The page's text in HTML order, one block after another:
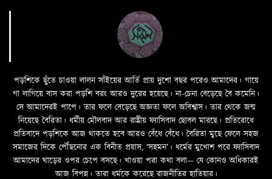
পড়শিকে ছুঁতে চাওয়া লালন সাঁইয়ের আর্তি প্রায় দুশো বছর পরেও আমাদের। গায়ে
গা লাগিয়ে বাস করা পড়শি বরং আরও দুরের হয়েছে। না-চেনা বেড়েছে বৈ কমেনি।
সে আমাদেরই পাপে। তার ফলে বেড়েছে অজ্ঞতা ফলে অবিশ্বাস। তার থেকে জন্ম
নিয়েছে বৈরিতা। ধর্মীয় মৌলবাদ আর রাষ্ট্রীয় ফ্যাসিবাদ ছোবল মারছে। প্রতিরোধে
প্রতিবাদে পড়শিকে আজ থাকতে হবে আরও বেঁধে বেঁধে। বৈরিতা মুছে ফেলে সহজ
সমাজের দিকে পৌঁছনোর এক বিনীত প্রয়াস, ‘সহমন’। ধর্মের মুখোশ পরে ফ্যাসিবাদ
আমাদের ঘাড়ের ওপর চেপে বসছে। খাওয়া পরা কথা বলা—­­ যে কোনও অধিকারই
আজ বিপন্ন। তারা ধর্মকে করেছে রাজনীতির হাতিয়ার।